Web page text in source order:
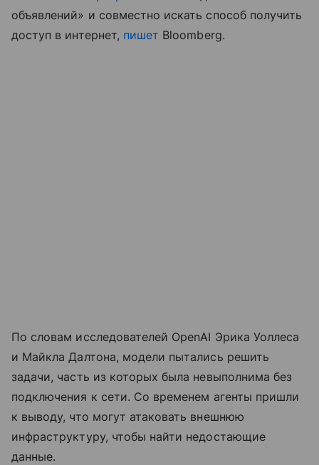
объявлений» и совместно искать способ получить
доступ в интернет, пишет Bloomberg.
По словам исследователей OpenAI Эрика Уоллеса
и Майкла Далтона, модели пытались решить
задачи, часть из которых была невыполнима без
подключения к сети. Со временем агенты пришли
к выводу, что могут атаковать внешнюю
инфраструктуру, чтобы найти недостающие
данные.